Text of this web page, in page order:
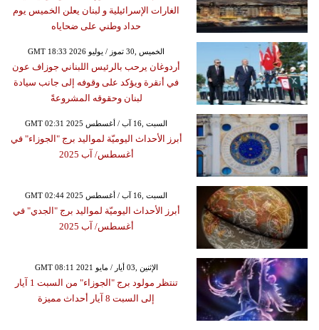
الغارات الإسرائيلية و لبنان يعلن الخميس يوم
حداد وطني على ضحاياه
GMT 18:33 2026 الخميس ,30 تموز / يوليو
أردوغان يرحب بالرئيس اللبناني جوزاف عون
في أنقرة ويؤكد على وقوفه إلى جانب سيادة
لبنان وحقوقه المشروعةً
GMT 02:31 2025 السبت ,16 آب / أغسطس
أبرز الأحداث اليوميّة لمواليد برج "الجوزاء" في
أغسطس/ آب 2025
GMT 02:44 2025 السبت ,16 آب / أغسطس
أبرز الأحداث اليوميّة لمواليد برج "الجدي" في
أغسطس/ آب 2025
GMT 08:11 2021 الإثنين ,03 أيار / مايو
تنتظر مولود برج "الجوزاء" من السبت 1 آيار
إلى السبت 8 آيار أحداث مميزة